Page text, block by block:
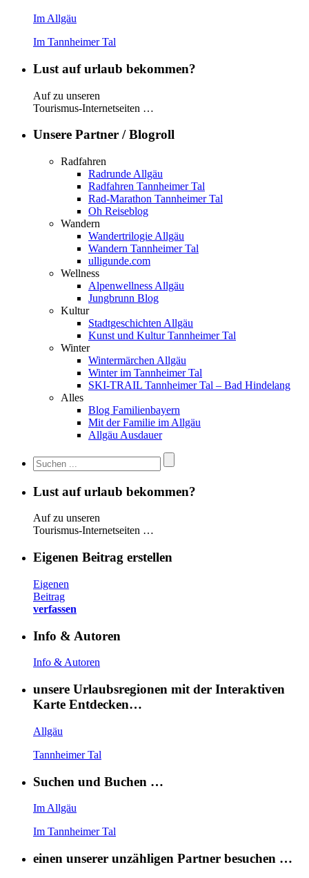
Im Allgäu
Im Tannheimer Tal
Lust auf urlaub bekommen?
Auf zu unseren
Tourismus-Internetseiten …
Unsere Partner / Blogroll
Radfahren
Radrunde Allgäu
Radfahren Tannheimer Tal
Rad-Marathon Tannheimer Tal
Oh Reiseblog
Wandern
Wandertrilogie Allgäu
Wandern Tannheimer Tal
ulligunde.com
Wellness
Alpenwellness Allgäu
Jungbrunn Blog
Kultur
Stadtgeschichten Allgäu
Kunst und Kultur Tannheimer Tal
Winter
Wintermärchen Allgäu
Winter im Tannheimer Tal
SKI-TRAIL Tannheimer Tal – Bad Hindelang
Alles
Blog Familienbayern
Mit der Familie im Allgäu
Allgäu Ausdauer
Lust auf urlaub bekommen?
Auf zu unseren
Tourismus-Internetseiten …
Eigenen Beitrag erstellen
Eigenen
Beitrag
verfassen
Info & Autoren
Info & Autoren
unsere Urlaubsregionen mit der Interaktiven
Karte Entdecken…
Allgäu
Tannheimer Tal
Suchen und Buchen …
Im Allgäu
Im Tannheimer Tal
einen unserer unzähligen Partner besuchen …